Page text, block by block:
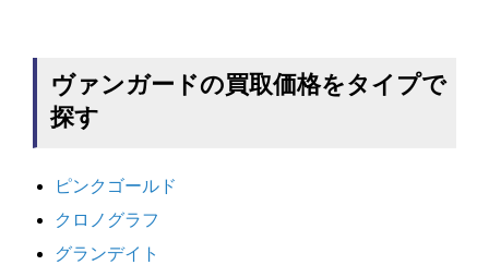
ヴァンガードの買取価格をタイプで
探す
ピンクゴールド
クロノグラフ
グランデイト